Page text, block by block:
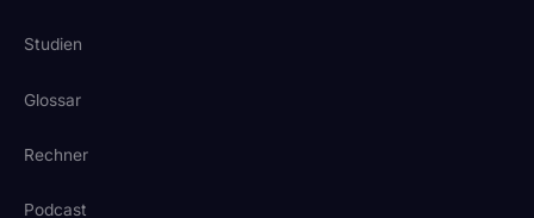
Studien
Glossar
Rechner
Podcast